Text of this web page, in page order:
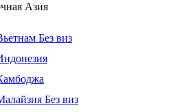
Азия
Без виз
Без виз